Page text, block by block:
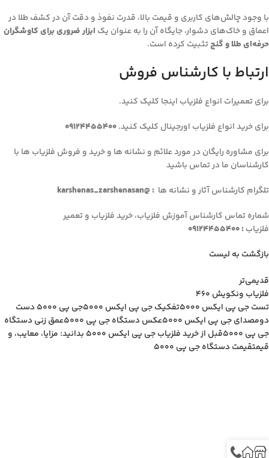
با وجود چالش‌های کاربری و قیمت بالا، قدرت نفوذ و دقت آن در کشف طلا در
اعماق و خاک‌های دشوار، جایگاه آن را به عنوان یک ابزار ضروری برای کاوشگران
حرفه‌ای طلا و گنجتثبیت کرده است.
ارتباط با کارشناس فروش
برای تعمیرات انواع فلزیاب اینجا کلیک کنید.
برای خرید انواع فلزیاب اورجینال کلیک کنید.09124455400
برای مشاوره رایگان در مورد علائم و نشانه ها و خرید و فروش فلزیاب ها با
کارشناسان ما در تماس باشید
تلگرام کارشناس آثار و نشانه ها : @karshenas_zarshenasan
شماره تماس کارشناس آموزش فلزیاب، خرید فلزیاب و تعمیر
فلزیاب : 09124455400
بازگشت به لیست
قدیمی‌تر
فلزیاب ونکویش 460
تست جی پی ایکس 5000
تفکیک جی پی ایکس 5000
جی پی ۵۰۰۰ دست
دومصدای جی پی ایکس 5000 عکس دستگاه جی پی 5000
عمق زنی دستگاه
جی پی 5۰۰0
قبل از خرید فلزیاب جی پی ایکس 5000 بدانید: مزایا، معایب، و
قیمتقیمت دستگاه جی پی 5000